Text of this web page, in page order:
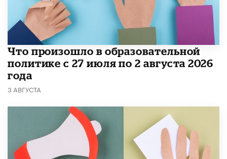
​Что произошло в образовательной
политике с 27 июля по 2 августа 2026
года
3 АВГУСТА